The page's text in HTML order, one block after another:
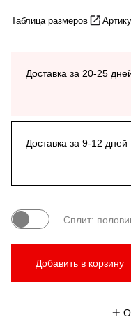
Таблица размеров
Доставка за 20-25
Доставка за 9-12 дней
Сплит:
Добавить в корзину